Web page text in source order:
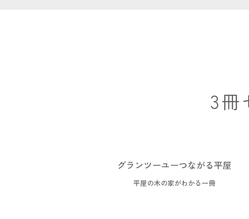
3冊
グランツーユーつながる平屋
平屋の木の家がわかる一冊